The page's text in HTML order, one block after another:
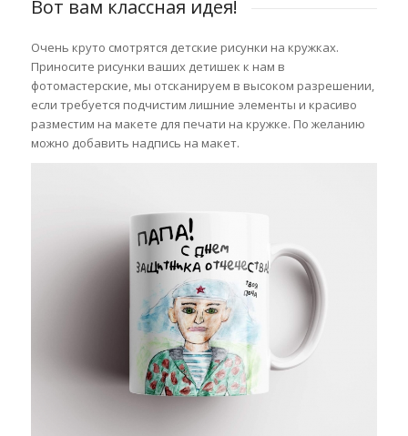
Вот вам классная идея!
Очень круто смотрятся детские рисунки на кружках.
Приносите рисунки ваших детишек к нам в
фотомастерские, мы отсканируем в высоком разрешении,
если требуется подчистим лишние элементы и красиво
разместим на макете для печати на кружке. По желанию
можно добавить надпись на макет.